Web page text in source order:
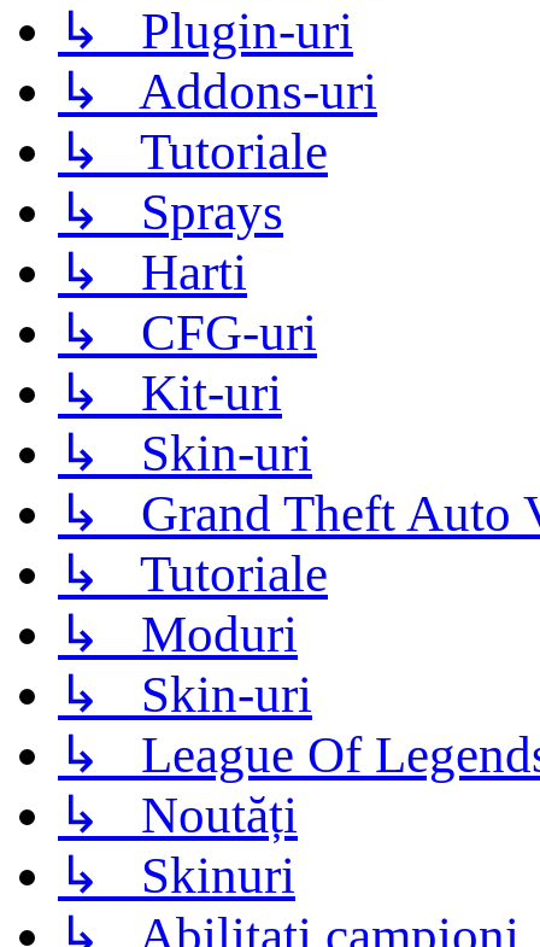
↳ Plugin-uri
↳ Addons-uri
↳ Tutoriale
↳ Sprays
↳ Harti
↳ CFG-uri
↳ Kit-uri
↳ Skin-uri
↳ Grand Theft Auto
↳ Tutoriale
↳ Moduri
↳ Skin-uri
↳ League Of
↳ Noutăți
↳ Skinuri
↳ Abilitati campioni